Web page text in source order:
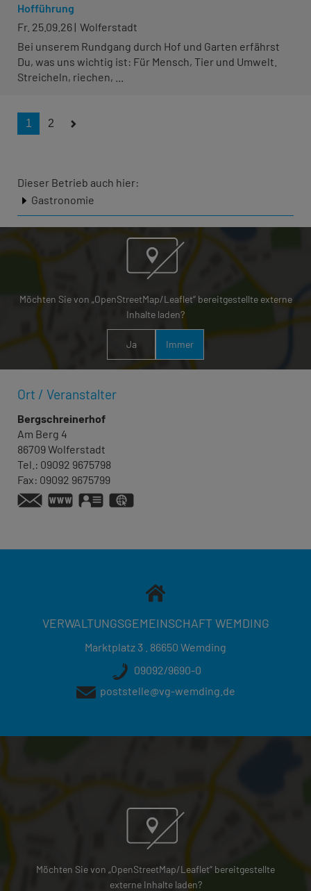
Hofführung
Fr. 25.09.26 Wolferstadt
Bei unserem Rundgang durch Hof und Garten erfährst
Du, was uns wichtig ist: Für Mensch, Tier und Umwelt.
Streicheln, riechen, ...
1 2
Dieser Betrieb auch hier:
Gastronomie
Möchten Sie von „OpenStreetMap/Leaflet“ bereitgestellte externe
Inhalte laden?
Ja Immer
Ort / Veranstalter
Bergschreinerhof
Am Berg 4
86709Wolferstadt
Tel.: 09092 9675798
Fax: 09092 9675799
www.bergschreinerhof.de
vCard
VERWALTUNGSGEMEINSCHAFT WEMDING
Marktplatz 3 . 86650 Wemding
09092/9690-0
poststelle@vg-wemding.de
Möchten Sie von „OpenStreetMap/Leaflet“ bereitgestellte
externe Inhalte laden?